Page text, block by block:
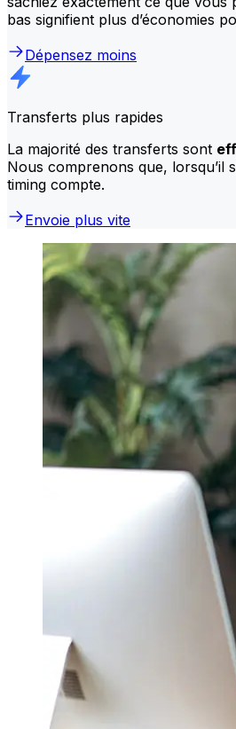
bas signifient plus d’économies
Dépensez moins
Transferts plus rapides
La majorité des transferts sont
Nous comprenons que, lorsqu’il
timing compte.
Envoie plus vite